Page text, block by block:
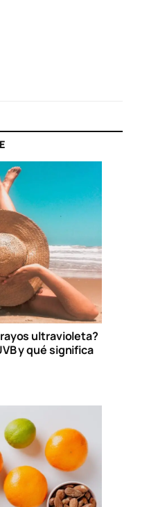
ultravioleta?
y qué significa